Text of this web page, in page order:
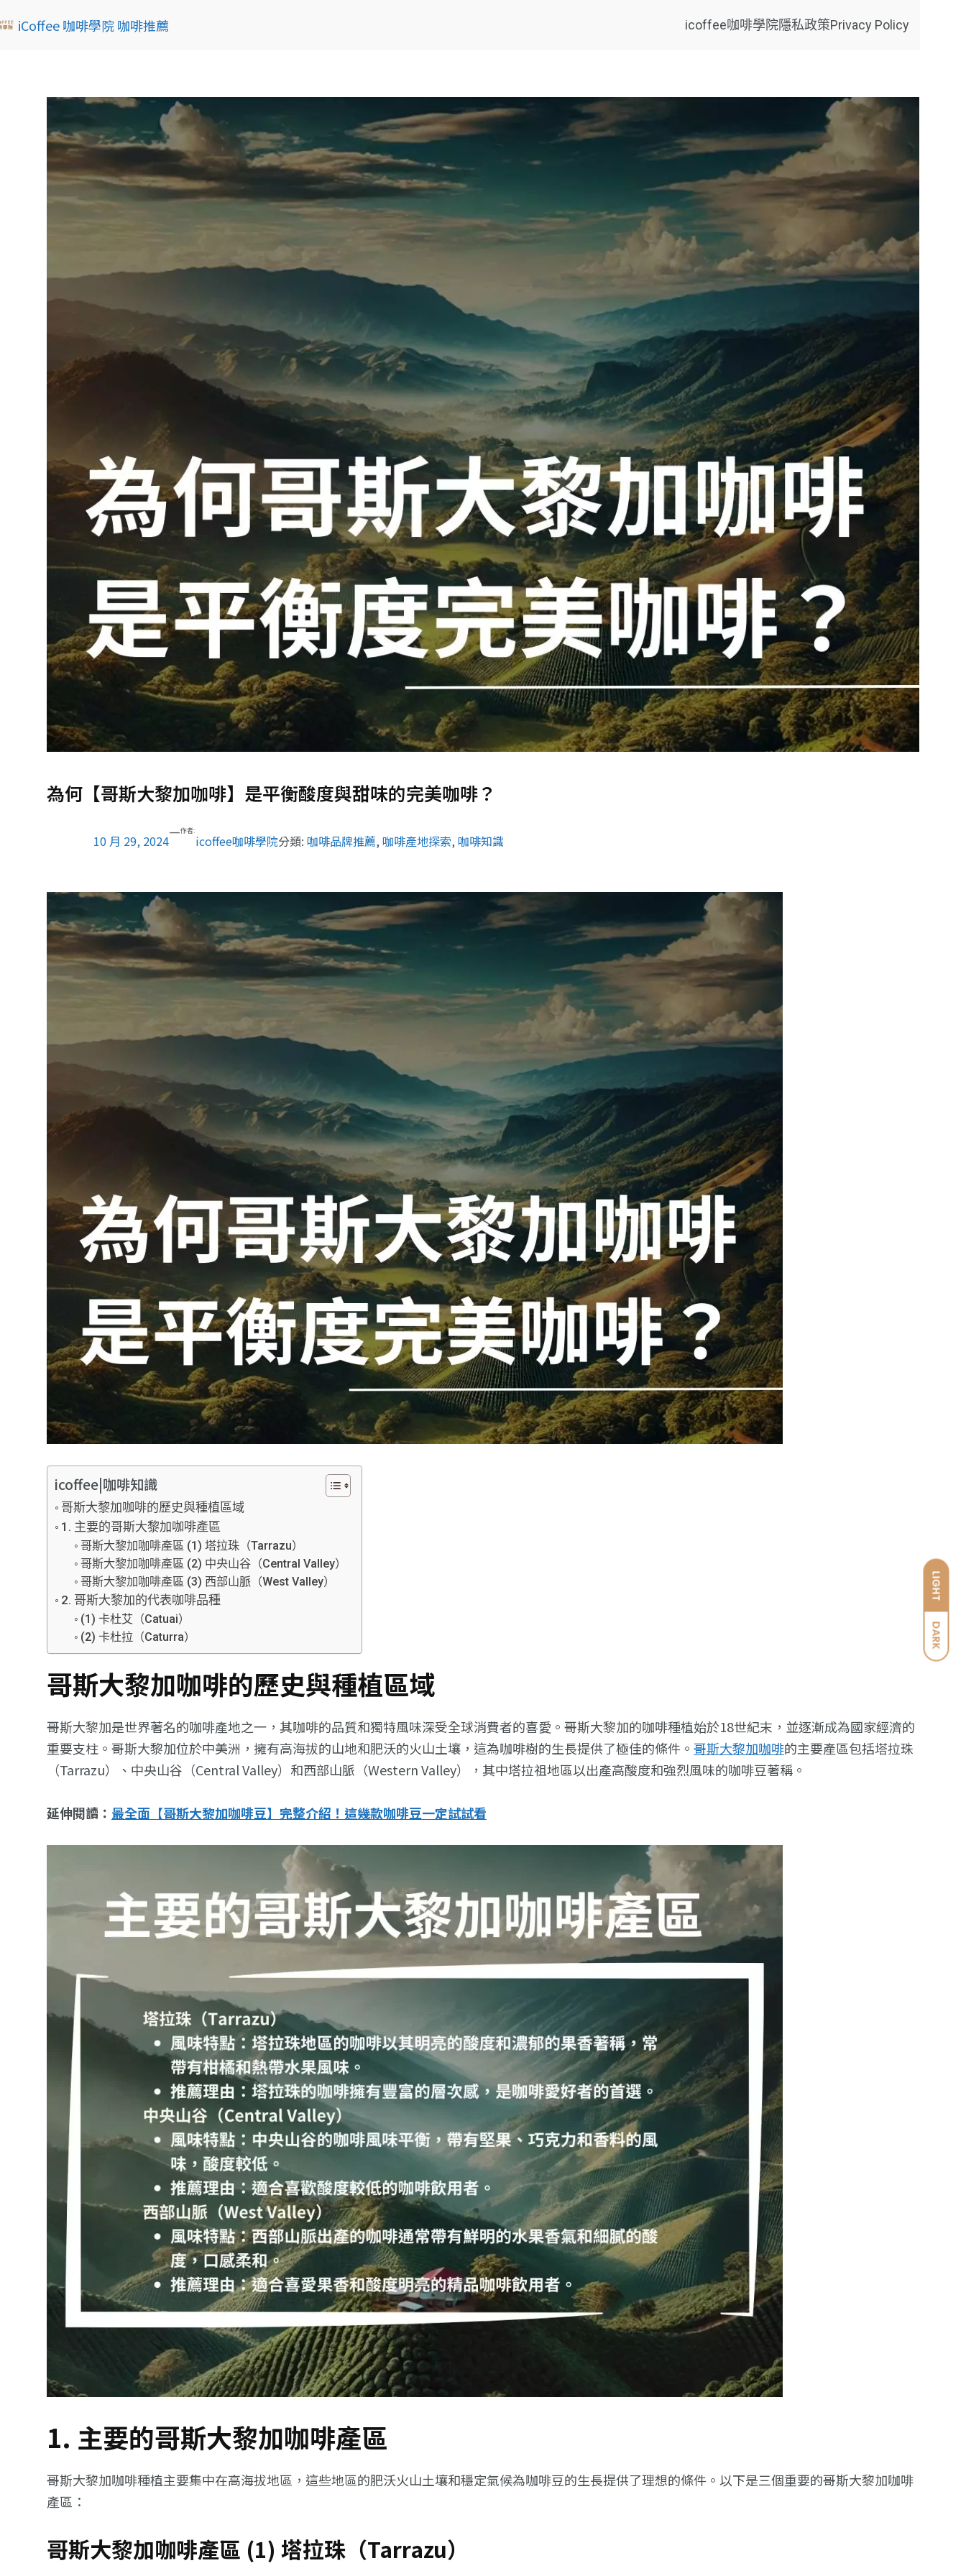
LIGHT
DARK
iCoffee 咖啡學院 咖啡推薦 icoffee咖啡學院隱私政策Privacy Policy
為何【哥斯大黎加咖啡】是平衡酸度與甜味的完美咖啡？
10 月 29, 2024
—作者:
icoffee咖啡學院分類: 咖啡品牌推薦, 咖啡產地探索, 咖啡知識
icoffee|咖啡知識
哥斯大黎加咖啡的歷史與種植區域
1. 主要的哥斯大黎加咖啡產區
哥斯大黎加咖啡產區 (1) 塔拉珠（Tarrazu）
哥斯大黎加咖啡產區 (2) 中央山谷（Central Valley）
哥斯大黎加咖啡產區 (3) 西部山脈（West Valley）
2. 哥斯大黎加的代表咖啡品種
(1) 卡杜艾（Catuai）
(2) 卡杜拉（Caturra）
哥斯大黎加咖啡的歷史與種植區域
哥斯大黎加是世界著名的咖啡產地之一，其咖啡的品質和獨特風味深受全球消費者的喜愛。哥斯大黎加的咖啡種植始於18世紀末，並逐漸成為國家經濟的
重要支柱。哥斯大黎加位於中美洲，擁有高海拔的山地和肥沃的火山土壤，這為咖啡樹的生長提供了極佳的條件。 哥斯大黎加咖啡的主要產區包括塔拉珠
（Tarrazu）、中央山谷（Central Valley）和西部山脈（Western Valley），其中塔拉祖地區以出產高酸度和強烈風味的咖啡豆著稱。
延伸閱讀： 最全面【哥斯大黎加咖啡豆】完整介紹！這幾款咖啡豆一定試試看
1. 主要的哥斯大黎加咖啡產區
哥斯大黎加咖啡種植主要集中在高海拔地區，這些地區的肥沃火山土壤和穩定氣候為咖啡豆的生長提供了理想的條件。以下是三個重要的哥斯大黎加咖啡
產區：
哥斯大黎加咖啡產區 (1) 塔拉珠（Tarrazu）